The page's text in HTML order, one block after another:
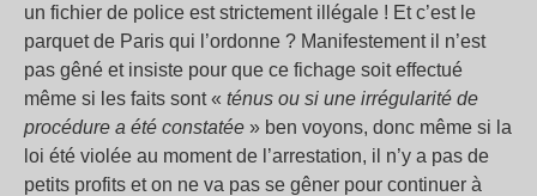
un fichier de police est strictement illégale ! Et c’est le
parquet de Paris qui l’ordonne ? Manifestement il n’est
pas gêné et insiste pour que ce fichage soit effectué
même si les faits sont « ténus ou si une irrégularité de
procédure a été constatée » ben voyons, donc même si la
loi été violée au moment de l’arrestation, il n’y a pas de
petits profits et on ne va pas se gêner pour continuer à